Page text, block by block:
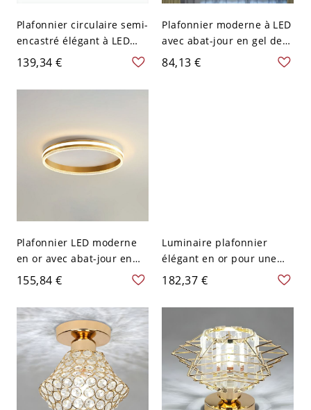
Plafonnier circulaire semi-
encastré élégant à LED
d'ambiance dorée avec
abat-jour en résine dorée
- 110 V-120 V 43,18 cm
139,34 €
Plafonnier moderne à LED
avec abat-jour en gel de
silice - Or 110 V-120 V
41,91 cm Blanc
84,13 €
Plafonnier LED moderne
en or avec abat-jour en
acrylique dimmable -
Montage encastré de 19,5
pouces - Or 110 V-120 V
155,84 €
Luminaire plafonnier
élégant en or pour une
décoration intérieure
moderne - 110 V-120 V
25,4 cm
182,37 €